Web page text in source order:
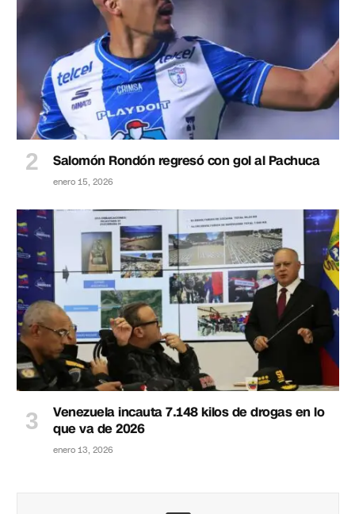
Salomón Rondón regresó con gol al Pachuca
enero 15, 2026
Venezuela incauta 7.148 kilos de drogas en lo
que va de 2026
enero 13, 2026